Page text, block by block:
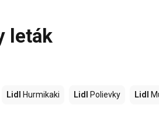
leták
Lidl Hurmikaki Lidl Polievky Lidl